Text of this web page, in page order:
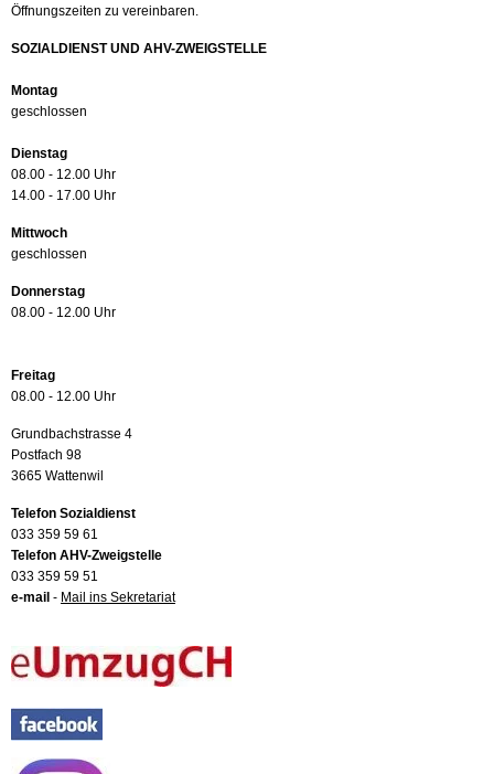
Öffnungszeiten zu vereinbaren.
SOZIALDIENST UND AHV-ZWEIGSTELLE
Montag
geschlossen
Dienstag
08.00 - 12.00 Uhr
14.00 - 17.00 Uhr
Mittwoch
geschlossen
Donnerstag
08.00 - 12.00 Uhr
Freitag
08.00 - 12.00 Uhr
Grundbachstrasse 4
Postfach 98
3665 Wattenwil
Telefon Sozialdienst
033 359 59 61
Telefon AHV-Zweigstelle
033 359 59 51
e-mail - Mail ins Sekretariat